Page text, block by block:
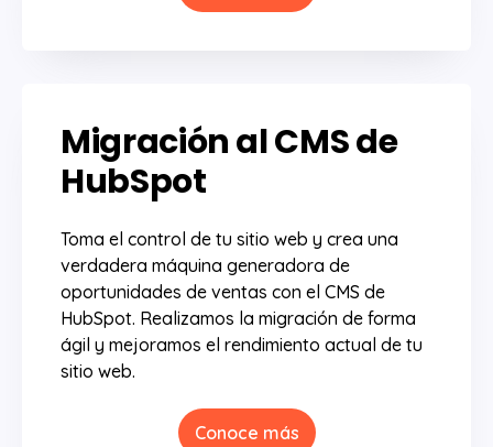
Migración al CMS de
HubSpot
Toma el control de tu sitio web y crea una
verdadera máquina generadora de
oportunidades de ventas con el CMS de
HubSpot. Realizamos la migración de forma
ágil y mejoramos el rendimiento actual de tu
sitio web.
Conoce más